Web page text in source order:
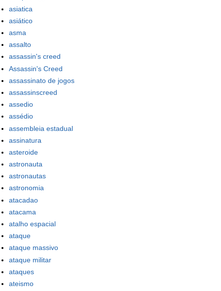
asiatica
asiático
asma
assalto
assassin's creed
Assassin's Creed
assassinato de jogos
assassinscreed
assedio
assédio
assembleia estadual
assinatura
asteroide
astronauta
astronautas
astronomia
atacadao
atacama
atalho espacial
ataque
ataque massivo
ataque militar
ataques
ateismo